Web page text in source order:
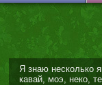
Я знаю несколько
кавай, моэ, неко,